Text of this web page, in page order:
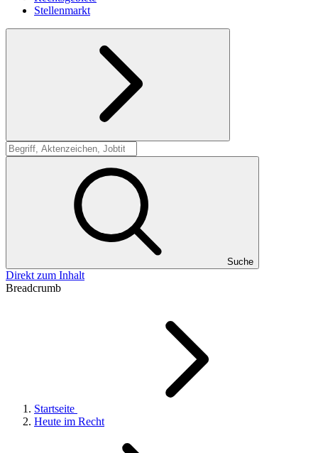
Stellenmarkt
Suche
Suche
Direkt zum Inhalt
Breadcrumb
Startseite
Heute im Recht